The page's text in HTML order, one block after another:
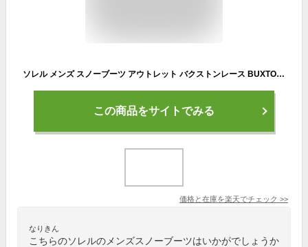
ソレル メンズ スノーブーツ アウトレット バクストンレース BUXTON LACE WP NM2737-010 ブラック SOREL 防寒 [333outlet]
この商品をサイトでみる
価格と在庫を楽天でチェック >>
なりきん
こちらのソレルのメンズスノーブーツはいかがでしょうか